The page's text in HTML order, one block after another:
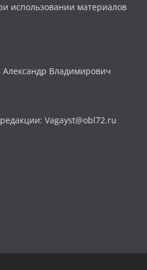
использовании материалов
Владимирович
Vagayst@obl72.ru